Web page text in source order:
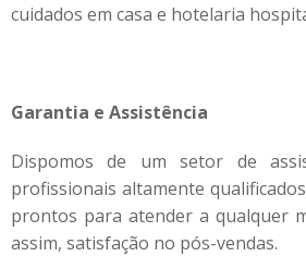
cuidados em casa e hotelaria
Garantia e Assistência
Dispomos de um setor de
profissionais altamente
prontos para atender a qualquer
assim, satisfação no pós-vendas.